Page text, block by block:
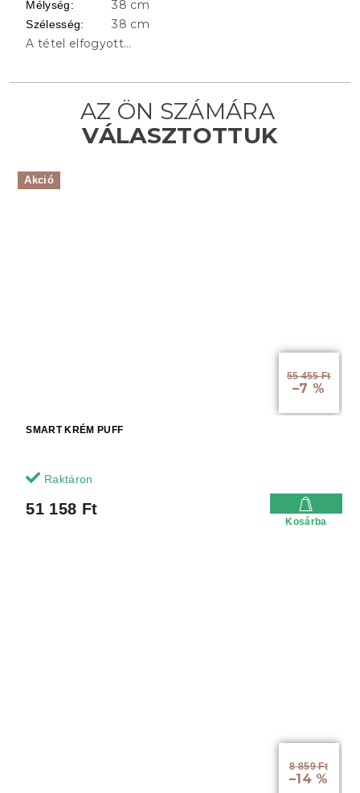
Akció
55 455 Ft
–7 %
SMART KRÉM PUFF
Raktáron
51 158 Ft
Kosárba
8 859 Ft
–14 %
Mélység: 38 cm
Szélesség:
38 cm
A tétel elfogyott…